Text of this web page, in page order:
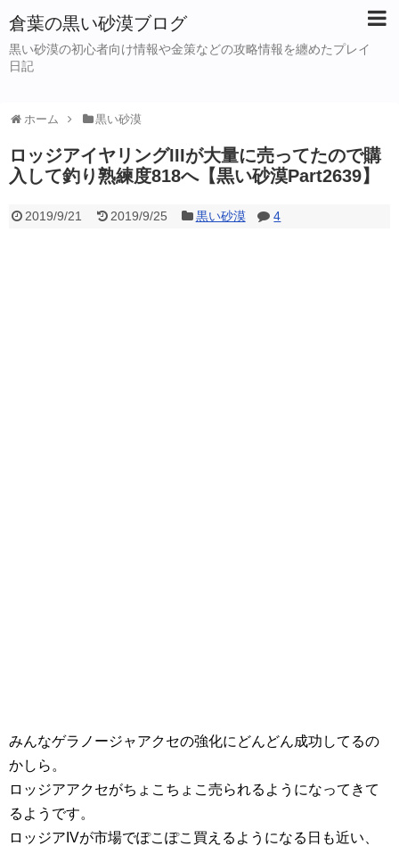
倉葉の黒い砂漠ブログ
黒い砂漠の初心者向け情報や金策などの攻略情報を纏めたプレイ
日記
ホーム 黒い砂漠
ロッジアイヤリングIIIが大量に売ってたので購
入して釣り熟練度818へ【黒い砂漠Part2639】
2019/9/21 2019/9/25 黒い砂漠 4
みんなゲラノージャアクセの強化にどんどん成功してるの
かしら。
ロッジアアクセがちょこちょこ売られるようになってきて
るようです。
ロッジアIVが市場でぽこぽこ買えるようになる日も近い、